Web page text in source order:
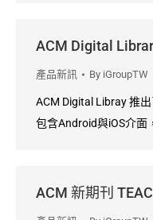
ACM Digital
產品新訊 By iGroupTW
ACM Digital Libray 推
包含Android與iOS介面
ACM 新期刊